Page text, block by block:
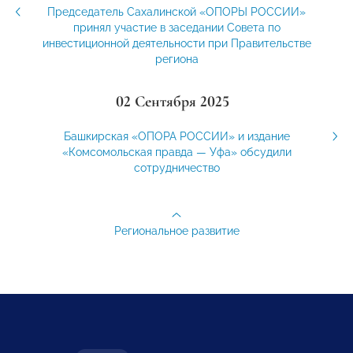
Председатель Сахалинской «ОПОРЫ РОССИИ»
принял участие в заседании Совета по
инвестиционной деятельности при Правительстве
региона
02 Сентября 2025
Башкирская «ОПОРА РОССИИ» и издание
«Комсомольская правда — Уфа» обсудили
сотрудничество
Региональное развитие